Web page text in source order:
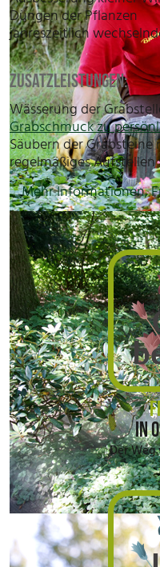
Düngen der Pflanzen
jahreszeitlich
ZUSATZLEISTUNGEN:
Wässerung der
Grabschmuck zu
Säubern der
regelmäßiges
Mehr Informationen,
IN
Der